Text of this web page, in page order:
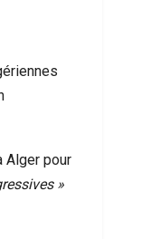
Alger pour
»